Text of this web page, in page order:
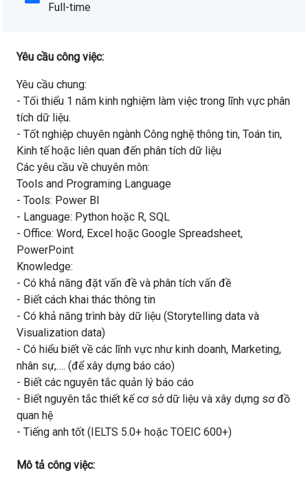
Full-time
Yêu cầu công việc:
Yêu cầu chung:
- Tối thiểu 1 năm kinh nghiệm làm việc trong lĩnh vực phân
tích dữ liệu.
- Tốt nghiệp chuyên ngành Công nghệ thông tin, Toán tin,
Kinh tế hoặc liên quan đến phân tích dữ liệu
Các yêu cầu về chuyên môn:
Tools and Programing Language
- Tools: Power BI
- Language: Python hoặc R, SQL
- Office: Word, Excel hoặc Google Spreadsheet,
PowerPoint
Knowledge:
- Có khả năng đặt vấn đề và phân tích vấn đề
- Biết cách khai thác thông tin
- Có khả năng trình bày dữ liệu (Storytelling data và
Visualization data)
- Có hiểu biết về các lĩnh vực như kinh doanh, Marketing,
nhân sự,…. (để xây dựng báo cáo)
- Biết các nguyên tắc quản lý báo cáo
- Biết nguyên tắc thiết kế cơ sở dữ liệu và xây dựng sơ đồ
quan hệ
- Tiếng anh tốt (IELTS 5.0+ hoặc TOEIC 600+)
Mô tả công việc: